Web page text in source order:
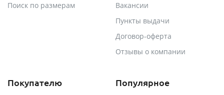
Поиск по размерам
Вакансии
Пункты выдачи
Договор-оферта
Отзывы о компании
Покупателю Популярное